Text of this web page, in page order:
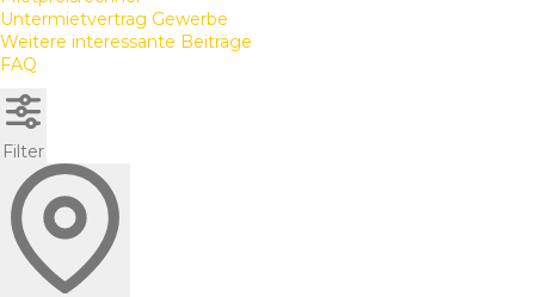
Untermietvertrag Gewerbe
Weitere interessante Beiträge
FAQ
Filter